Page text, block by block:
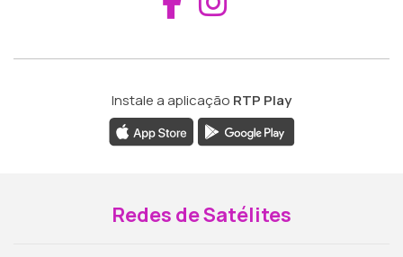
Instale a aplicação RTP Play
Redes de Satélites